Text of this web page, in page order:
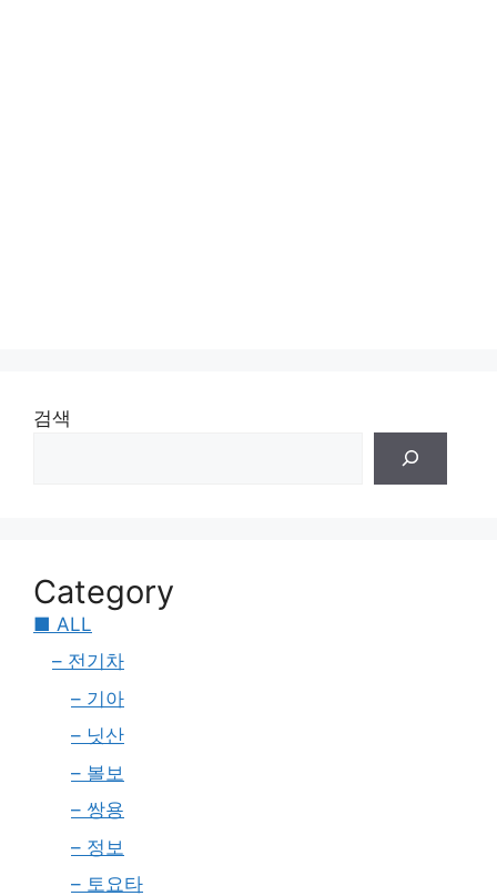
검색
Category
■ ALL
– 전기차
– 기아
– 닛산
– 볼보
– 쌍용
– 정보
– 토요타